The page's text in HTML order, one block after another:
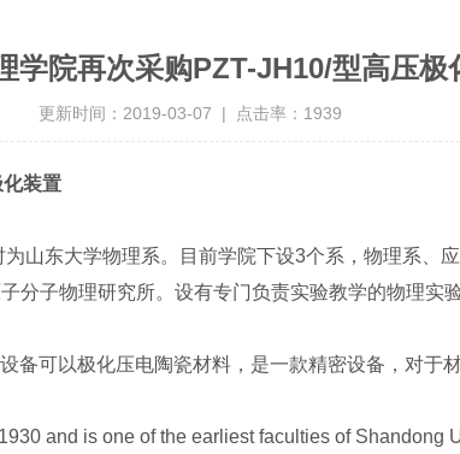
学院再次采购PZT-JH10/型高压极
更新时间：2019-03-07 | 点击率：1939
化装置
山东大学物理系。目前学院下设3个系，物理系、
分子物理研究所。设有专门负责实验教学的物理实
备可以极化压电陶瓷材料，是一款精密设备，对于
and is one of the earliest faculties of Shandong